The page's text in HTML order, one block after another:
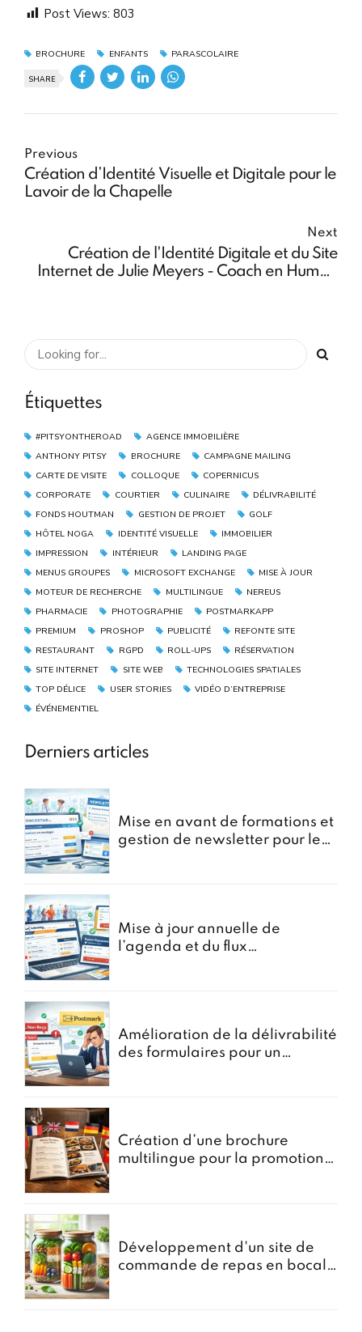
Post Views: 803
BROCHURE ENFANTS PARASCOLAIRE
SHARE
Previous
Création d’Identité Visuelle et Digitale pour le
Lavoir de la Chapelle
Next
Création de l'Identité Digitale et du Site
Internet de Julie Meyers - Coach en Human
Étiquettes
#PITSYONTHEROAD
AGENCE IMMOBILIÈRE
ANTHONY PITSY
BROCHURE
CAMPAGNE MAILING
CARTE DE VISITE
COLLOQUE
COPERNICUS
CORPORATE
COURTIER CULINAIRE
DÉLIVRABILITÉ
FONDS HOUTMAN
GESTION DE PROJET
GOLF
HÔTEL NOGA
IDENTITÉ VISUELLE
IMMOBILIER
IMPRESSION
INTÉRIEUR
LANDING PAGE
MENUS GROUPES
MICROSOFT EXCHANGE
MISE À JOUR
MOTEUR DE RECHERCHE
MULTILINGUE
NEREUS
PHARMACIE
PHOTOGRAPHIE
POSTMARKAPP
PREMIUM
PROSHOP PUBLICITÉ
REFONTE SITE
RESTAURANT
RGPD ROLL-UPS
RÉSERVATION
SITE INTERNET
SITE WEB
TECHNOLOGIES SPATIALES
TOP DÉLICE
USER STORIES
VIDÉO D’ENTREPRISE
ÉVÉNEMENTIEL
Derniers articles
Mise en avant de formations et
gestion de newsletter pour le
Mise à jour annuelle de
l’agenda et du flux
Amélioration de la délivrabilité
des formulaires pour un
Création d’une brochure
multilingue pour la promotion
Développement d'un site de
commande de repas en bocal -